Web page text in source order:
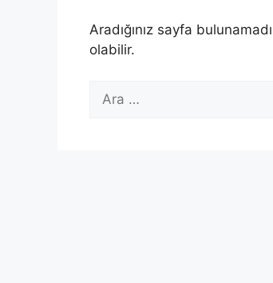
Aradığınız sayfa
olabilir.